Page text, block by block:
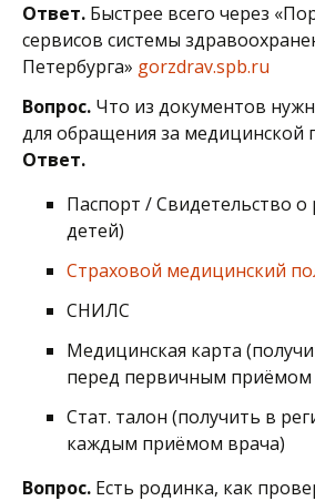
Ответ. Быстрее всего через
сервисов системы
Петербурга» gorzdrav.spb.ru
Вопрос. Что из документов
для обращения за
Ответ.
Паспорт / Свидетельство
детей)
Страховой медицинский
СНИЛС
Медицинская карта
перед первичным приёмом
Стат. талон (получить в
каждым приёмом врача)
Вопрос. Есть родинка, как